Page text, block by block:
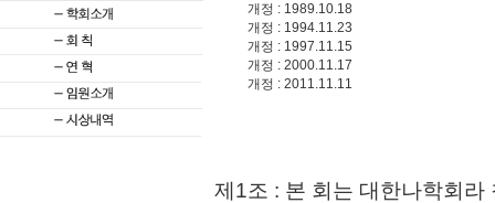
개정 : 1989.10.18
개정 : 1994.11.23
개정 : 1997.11.15
개정 : 2000.11.17
개정 : 2011.11.11
제1조 : 본 회는 대한나학회라